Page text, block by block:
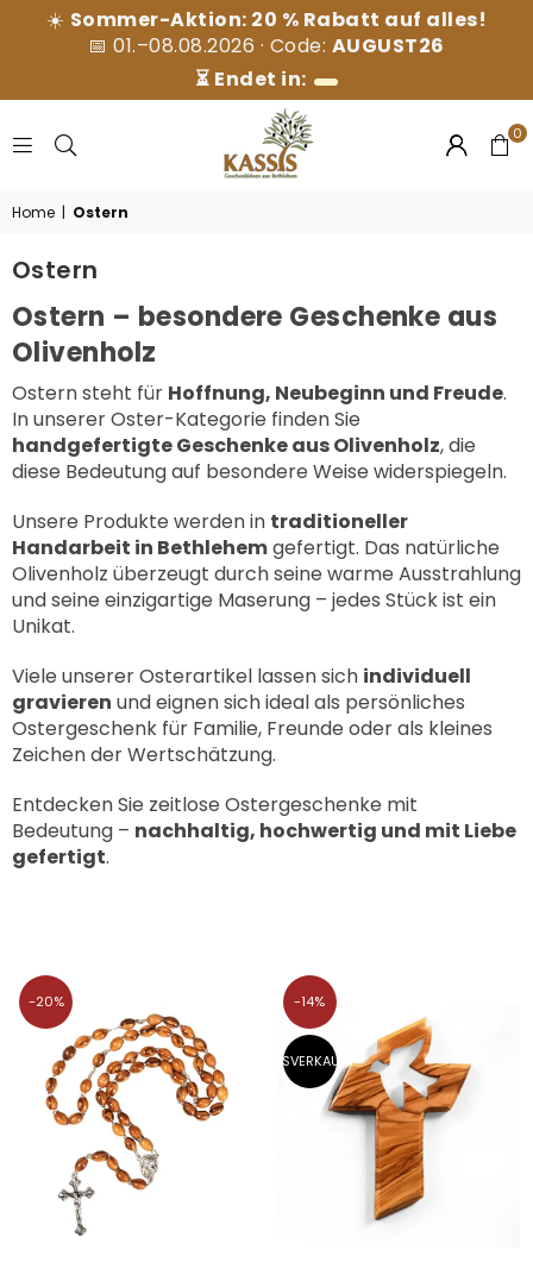
☀️ Sommer-Aktion: 20 % Rabatt auf alles!
📅 01.–08.08.2026 · Code: AUGUST26
⏳ Endet in:
0
Home | Ostern
Ostern
Ostern – besondere Geschenke aus
Olivenholz
Ostern steht für Hoffnung, Neubeginn und Freude.
In unserer Oster-Kategorie finden Sie
handgefertigte Geschenke aus Olivenholz, die
diese Bedeutung auf besondere Weise widerspiegeln.
Unsere Produkte werden in traditioneller
Handarbeit in Bethlehemgefertigt. Das natürliche
Olivenholz überzeugt durch seine warme Ausstrahlung
und seine einzigartige Maserung – jedes Stück ist ein
Unikat.
Viele unserer Osterartikel lassen sich individuell
gravieren und eignen sich ideal als persönliches
Ostergeschenk für Familie, Freunde oder als kleines
Zeichen der Wertschätzung.
Entdecken Sie zeitlose Ostergeschenke mit
Bedeutung – nachhaltig, hochwertig und mit Liebe
gefertigt.
-20% -14%
AUSVERKAUFT